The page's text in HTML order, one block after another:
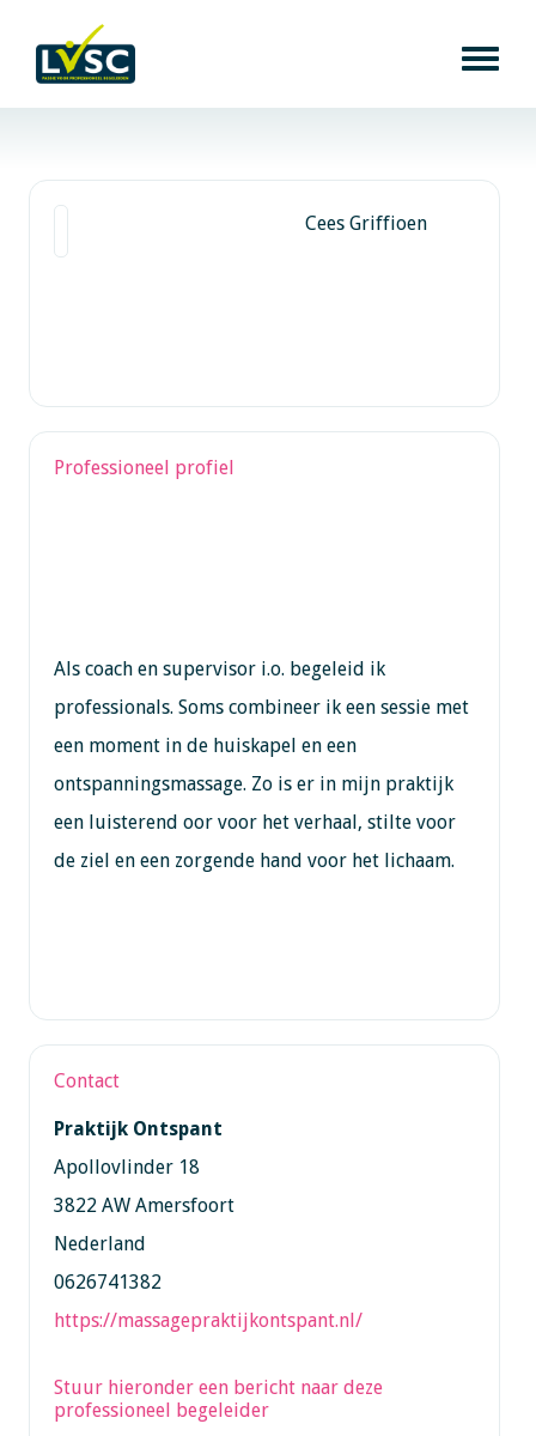
Cees Griffioen
Professioneel profiel
Als coach en supervisor i.o. begeleid ik
professionals. Soms combineer ik een sessie met
een moment in de huiskapel en een
ontspanningsmassage. Zo is er in mijn praktijk
een luisterend oor voor het verhaal, stilte voor
de ziel en een zorgende hand voor het lichaam.
Contact
Praktijk Ontspant
Apollovlinder 18
3822 AW Amersfoort
Nederland
0626741382
https://massagepraktijkontspant.nl/
Stuur hieronder een bericht naar deze
professioneel begeleider